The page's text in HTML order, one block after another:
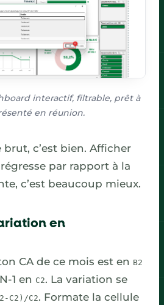
interactif, filtrable, prêt à
en réunion.
c’est bien. Afficher
par rapport à la
c’est beaucoup mieux.
en
CA de ce mois est en B2
1 en C2. La variation se
C2)/C2. Formate la cellule